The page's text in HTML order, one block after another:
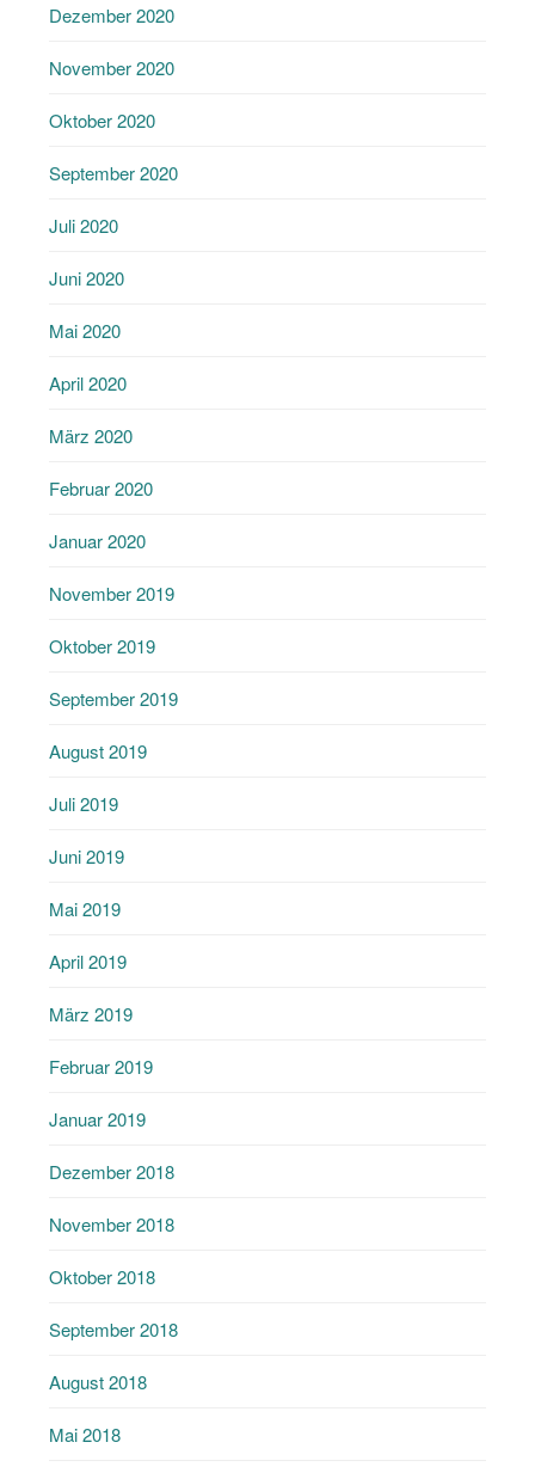
Dezember 2020
November 2020
Oktober 2020
September 2020
Juli 2020
Juni 2020
Mai 2020
April 2020
März 2020
Februar 2020
Januar 2020
November 2019
Oktober 2019
September 2019
August 2019
Juli 2019
Juni 2019
Mai 2019
April 2019
März 2019
Februar 2019
Januar 2019
Dezember 2018
November 2018
Oktober 2018
September 2018
August 2018
Mai 2018